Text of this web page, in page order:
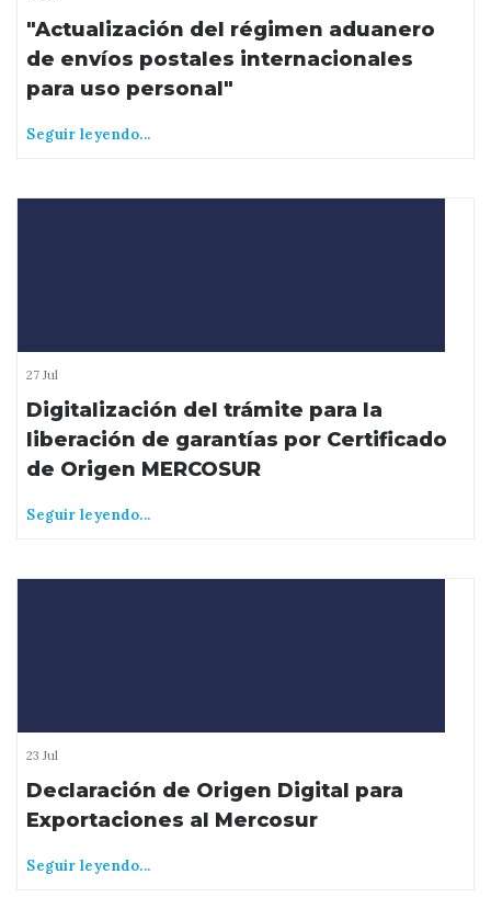
"Actualización del régimen aduanero
de envíos postales internacionales
para uso personal"
Seguir leyendo...
27 Jul
Digitalización del trámite para la
liberación de garantías por Certificado
de Origen MERCOSUR
Seguir leyendo...
23 Jul
Declaración de Origen Digital para
Exportaciones al Mercosur
Seguir leyendo...